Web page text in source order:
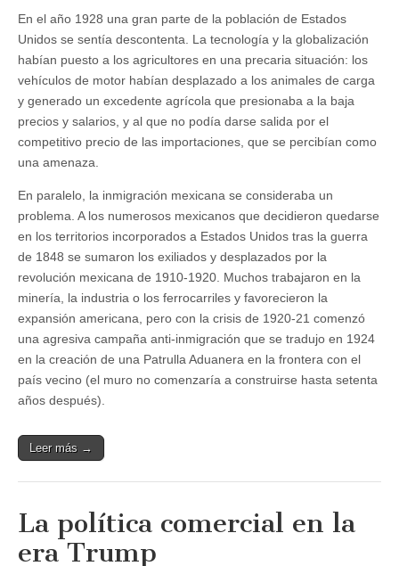
En el año 1928 una gran parte de la población de Estados
Unidos se sentía descontenta. La tecnología y la globalización
habían puesto a los agricultores en una precaria situación: los
vehículos de motor habían desplazado a los animales de carga
y generado un excedente agrícola que presionaba a la baja
precios y salarios, y al que no podía darse salida por el
competitivo precio de las importaciones, que se percibían como
una amenaza.
En paralelo, la inmigración mexicana se consideraba un
problema. A los numerosos mexicanos que decidieron quedarse
en los territorios incorporados a Estados Unidos tras la guerra
de 1848 se sumaron los exiliados y desplazados por la
revolución mexicana de 1910-1920. Muchos trabajaron en la
minería, la industria o los ferrocarriles y favorecieron la
expansión americana, pero con la crisis de 1920-21 comenzó
una agresiva campaña anti-inmigración que se tradujo en 1924
en la creación de una Patrulla Aduanera en la frontera con el
país vecino (el muro no comenzaría a construirse hasta setenta
años después).
Leer más →
La política comercial en la
era Trump